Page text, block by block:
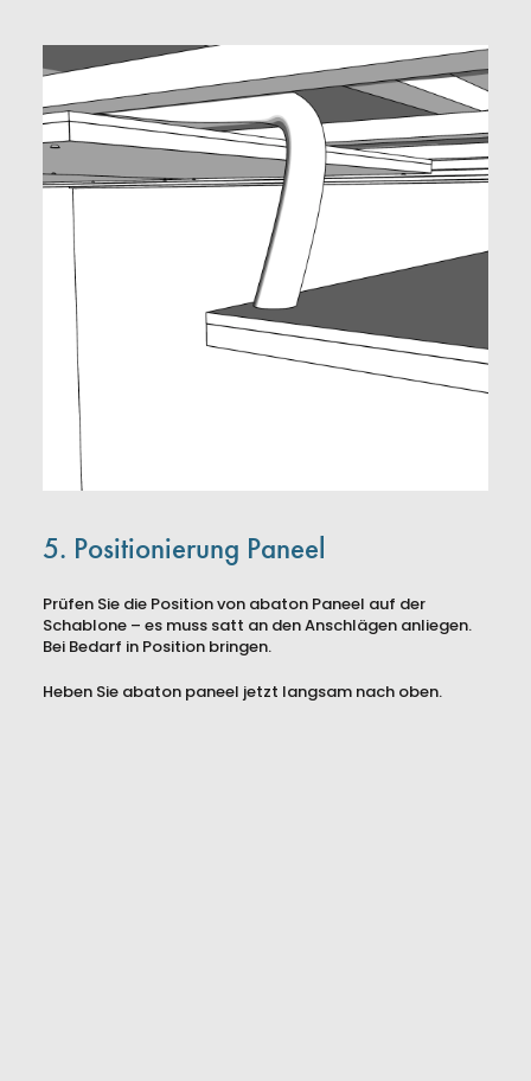
5. Positionierung Paneel
Prüfen Sie die Position von abaton Paneel auf der
Schablone – es muss satt an den Anschlägen anliegen.
Bei Bedarf in Position bringen.
Heben Sie abaton paneel jetzt langsam nach oben.